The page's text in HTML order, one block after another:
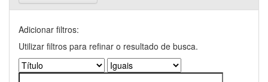
Adicionar filtros:
Utilizar filtros para refinar o resultado de busca.